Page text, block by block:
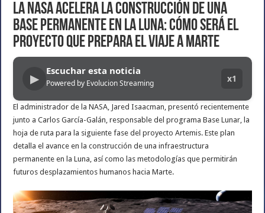
La NASA acelera la construcción de una
base permanente en la Luna: cómo será el
proyecto que prepara el viaje a Marte
▶
Escuchar esta noticia
Powered by Evolucion Streaming x1
El administrador de la NASA, Jared Isaacman, presentó recientemente
junto a Carlos García-Galán, responsable del programa Base Lunar, la
hoja de ruta para la siguiente fase del proyecto Artemis. Este plan
detalla el avance en la construcción de una infraestructura
permanente en la Luna, así como las metodologías que permitirán
futuros desplazamientos humanos hacia Marte.